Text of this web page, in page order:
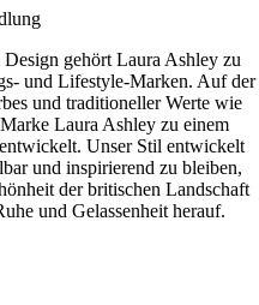
gehört Laura Ashley zu
und Lifestyle-Marken. Auf der
und traditioneller Werte wie
Laura Ashley zu einem
Unser Stil entwickelt
und inspirierend zu bleiben,
der britischen Landschaft
und Gelassenheit herauf.